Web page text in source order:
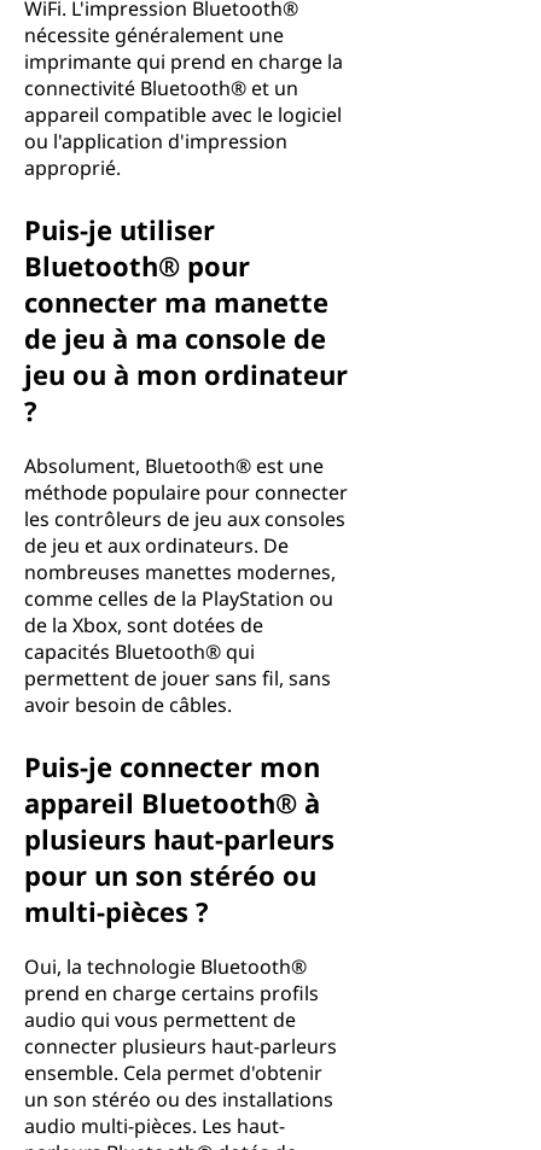
WiFi. L'impression Bluetooth®
nécessite généralement une
imprimante qui prend en charge la
connectivité Bluetooth® et un
appareil compatible avec le logiciel
ou l'application d'impression
approprié.
Puis-je utiliser
Bluetooth® pour
connecter ma manette
de jeu à ma console de
jeu ou à mon ordinateur
?
Absolument, Bluetooth® est une
méthode populaire pour connecter
les contrôleurs de jeu aux consoles
de jeu et aux ordinateurs. De
nombreuses manettes modernes,
comme celles de la PlayStation ou
de la Xbox, sont dotées de
capacités Bluetooth® qui
permettent de jouer sans fil, sans
avoir besoin de câbles.
Puis-je connecter mon
appareil Bluetooth® à
plusieurs haut-parleurs
pour un son stéréo ou
multi-pièces ?
Oui, la technologie Bluetooth®
prend en charge certains profils
audio qui vous permettent de
connecter plusieurs haut-parleurs
ensemble. Cela permet d'obtenir
un son stéréo ou des installations
audio multi-pièces. Les haut-